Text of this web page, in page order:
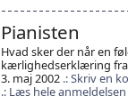
Pianisten
Hvad sker der når en
kærlighedserklæring fra
3. maj 2002
Skriv en
Læs hele anmeldelsen